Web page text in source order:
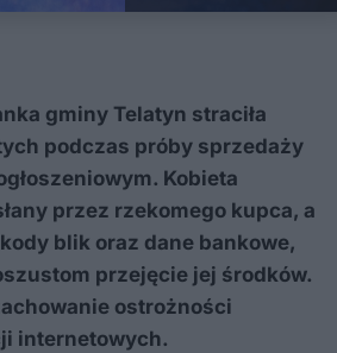
gminy Telatyn straciła
podczas próby sprzedaży
Kobieta
przez rzekomego kupca, a
blik oraz dane bankowe,
przejęcie jej środków.
ostrożności
internetowych.